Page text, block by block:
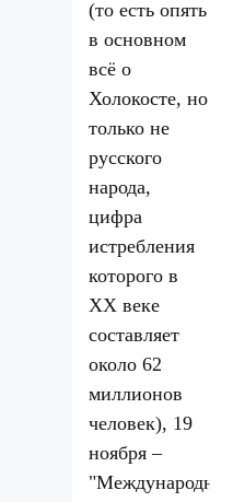
(то есть опять
в основном
всё о
Холокосте, но
только не
русского
народа,
цифра
истребления
которого в
ХХ веке
составляет
около 62
миллионов
человек), 19
ноября –